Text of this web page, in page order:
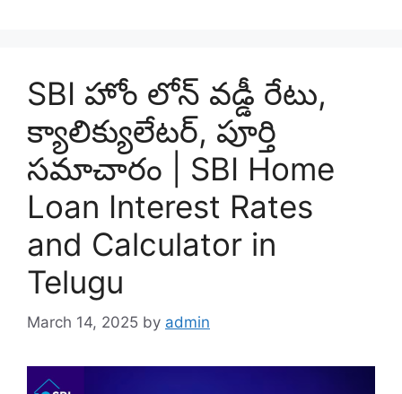
SBI హోం లోన్ వడ్డీ రేటు,
క్యాలిక్యులేటర్, పూర్తి
సమాచారం | SBI Home
Loan Interest Rates
and Calculator in
Telugu
March 14, 2025 by admin